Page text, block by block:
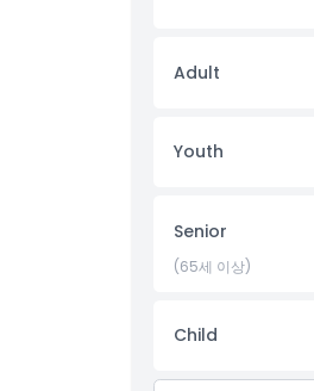
운영 시간
위치
Adult
Youth
Senior
(65세 이상)
Child